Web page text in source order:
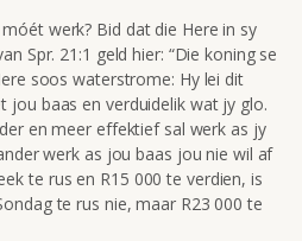
werk? Bid dat die Here in sy
Spr. 21:1 geld hier: “Die koning se
soos waterstrome: Hy lei dit
jou baas en verduidelik wat jy glo.
en meer effektief sal werk as jy
werk as jou baas jou nie wil af
te rus en R15 000 te verdien, is
te rus nie, maar R23 000 te